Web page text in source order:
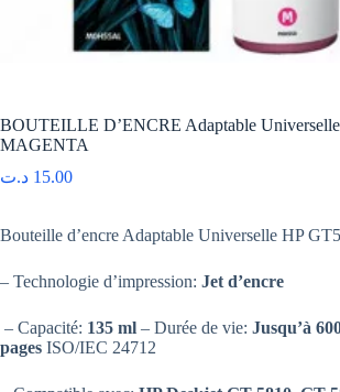
BOUTEILLE D’ENCRE Adaptable
MAGENTA
15.00 د.ت
Bouteille d’encre Adaptable Universelle HP
– Technologie d’impression: Jet d’encre
– Capacité: 135 ml – Durée de vie: Jusqu’à
pages ISO/IEC 24712